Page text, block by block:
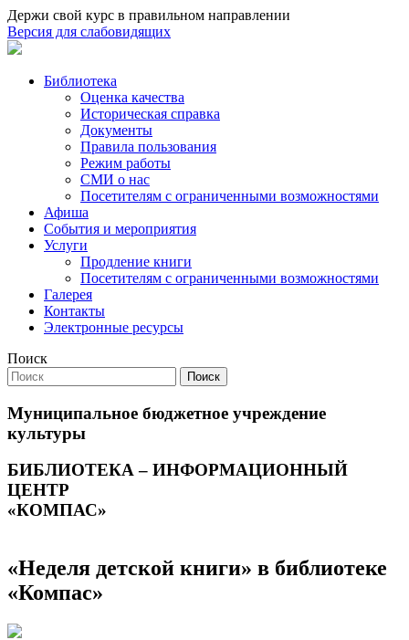
Держи свой курс в правильном направлении
Версия для слабовидящих
Библиотека
Оценка качества
Историческая справка
Документы
Правила пользования
Режим работы
СМИ о нас
Посетителям с ограниченными возможностями
Афиша
События и мероприятия
Услуги
Продление книги
Посетителям с ограниченными возможностями
Галерея
Контакты
Электронные ресурсы
Поиск
Поиск
Муниципальное бюджетное учреждение
культуры
БИБЛИОТЕКА – ИНФОРМАЦИОННЫЙ
ЦЕНТР
«КОМПАС»
«Неделя детской книги» в библиотеке
«Компас»